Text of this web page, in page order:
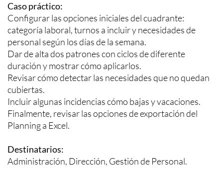
Caso práctico:
Configurar las opciones iniciales del cuadrante:
categoría laboral, turnos a incluir y necesidades de
personal según los días de la semana.
Dar de alta dos patrones con ciclos de diferente
duración y mostrar cómo aplicarlos.
Revisar cómo detectar las necesidades que no quedan
cubiertas.
Incluir algunas incidencias cómo bajas y vacaciones.
Finalmente, revisar las opciones de exportación del
Planning a Excel.
Destinatarios:
Administración, Dirección, Gestión de Personal.